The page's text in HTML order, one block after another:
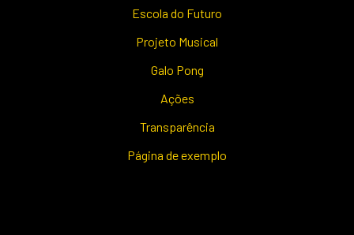
Escola do Futuro
Projeto Musical
Galo Pong
Ações
Transparência
Página de exemplo